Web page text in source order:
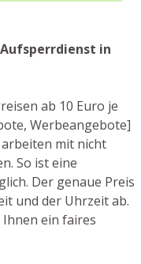
in
ab 10 Euro je
Werbeangebote]
mit nicht
So ist eine
Der genaue Preis
und der Uhrzeit ab.
ein faires